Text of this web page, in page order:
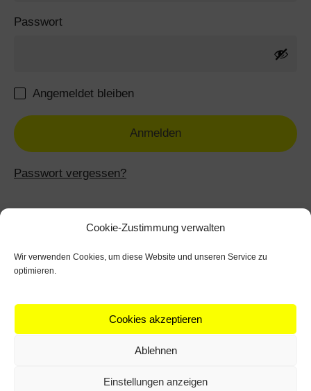
Cookie-Zustimmung verwalten
Wir verwenden Cookies, um diese Website und unseren Service zu
optimieren.
Cookies akzeptieren
Ablehnen
Einstellungen anzeigen
Passwort
Angemeldet bleiben
Anmelden
Passwort vergessen?
Versand
Datenschutz
Kontakt
Allgemeine Geschäftsbedingungen
© 2026 Heim. All rights reserved.